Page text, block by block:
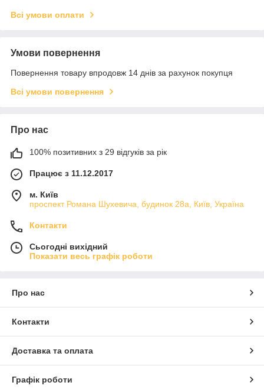
Всі умови оплати
Умови повернення
Повернення товару впродовж 14 днів за рахунок покупця
Всі умови повернення
Про нас
100% позитивних з 29 відгуків за рік
Працює з 11.12.2017
м. Київ
проспект Романа Шухевича, будинок 28а, Київ, Україна
Контакти
Сьогодні вихідний
Показати весь графік роботи
Про нас
Контакти
Доставка та оплата
Графік роботи